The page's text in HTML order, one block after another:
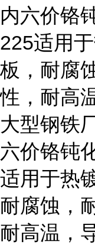
内六价铬
225适用
板，耐腐
性，耐高
大型钢铁
六价铬钝
适用于热
耐腐蚀，
耐高温，